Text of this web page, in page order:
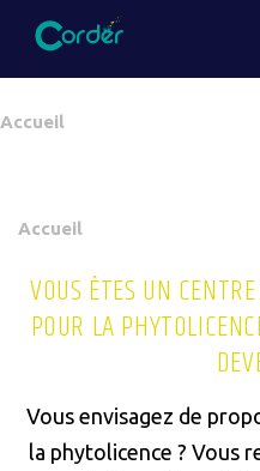
Aller
contenu
principal
You
Accueil
You
here
Accueil
VOUS ÊTES UN
POUR LA
Vous envisagez de
la phytolicence ? Vous